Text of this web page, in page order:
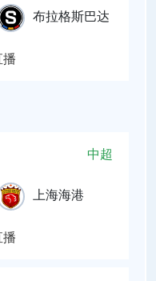
布拉格斯巴达
播
中超
上海海港
播